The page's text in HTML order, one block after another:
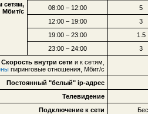
сетям,
Мбит/с
08:00 – 12:00
5
12:00 – 19:00
3
19:00 – 23:00
1.5
23:00 – 24:00
3
Скорость внутри сети и к сетям,
пиринговые отношения, Мбит/с
Постоянный "белый" ip-адрес
Телевидение
Подключение к сети